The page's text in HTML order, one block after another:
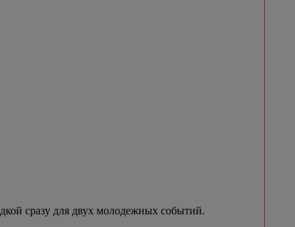
сразу для двух молодежных событий.